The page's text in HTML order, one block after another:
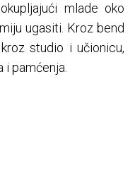
mlade oko
ugasiti. Kroz bend
studio i učionicu,
i pamćenja.